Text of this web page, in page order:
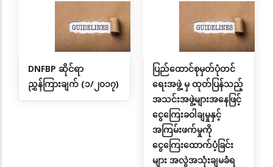
DNFBP ဆိုင်ရာ
ညွှန်ကြားချက် (၁/၂၀၁၇)
ပြည်ထောင်စုမှတ်ပုံတင်
ရေးအဖွဲ့ မှ ထုတ်ပြန်သည့်
အသင်းအဖွဲ့များအနေဖြင့်
ငွေကြေးခဝါချမှုနှင့်
အကြမ်းဖက်မှုကို
ငွေကြေးထောက်ပံ့ခြင်း
များ အလွဲအသုံးချမခံရ